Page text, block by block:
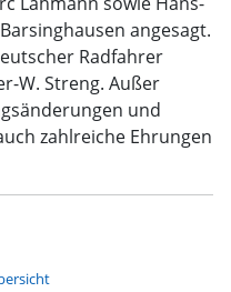
angesagt.
Radfahrer
W. Streng. Außer
und
zahlreiche Ehrungen